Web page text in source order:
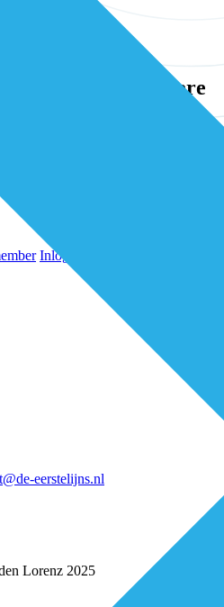
uit met andere
in onze
elkaar vinden, versterken en
zorg.
Inloggen
eerstelijns.nl
Lorenz 2025